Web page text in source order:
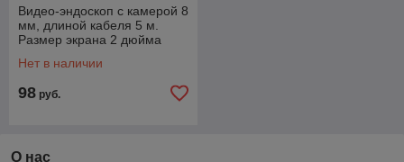
Видео-эндоскоп с камерой 8
мм, длиной кабеля 5 м.
Размер экрана 2 дюйма
Нет в наличии
98 руб.
О нас